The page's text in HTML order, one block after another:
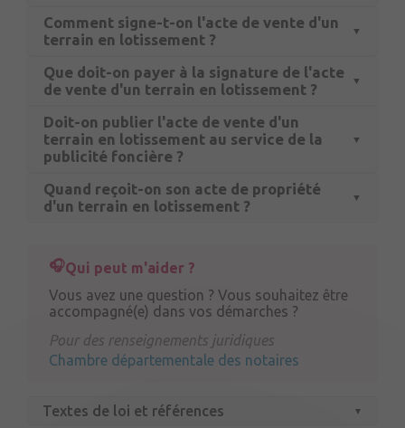
Comment signe-t-on l'acte de vente d'un
terrain en lotissement ?
Que doit-on payer à la signature de l'acte
de vente d'un terrain en lotissement ?
Doit-on publier l'acte de vente d'un
terrain en lotissement au service de la
publicité foncière ?
Quand reçoit-on son acte de propriété
d'un terrain en lotissement ?
Qui peut m'aider ?
Vous avez une question ? Vous souhaitez être
accompagné(e) dans vos démarches ?
Pour des renseignements juridiques
Chambre départementale des notaires
Textes de loi et références